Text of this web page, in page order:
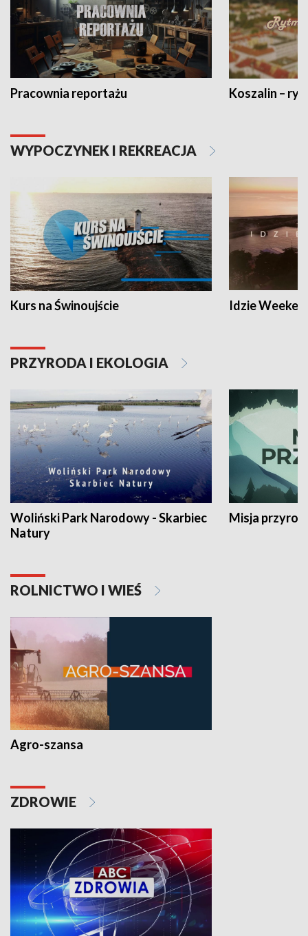
Pracownia reportażu Koszalin –
WYPOCZYNEK I REKREACJA
Kurs na Świnoujście Idzie
PRZYRODA I EKOLOGIA
Woliński Park Narodowy - Skarbiec
Natury
Misja
ROLNICTWO I WIEŚ
Agro-szansa
ZDROWIE